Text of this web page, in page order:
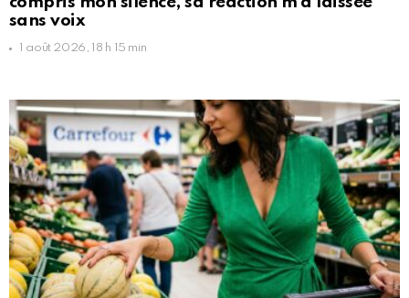
sans voix
1 août 2026, 18 h 15 min